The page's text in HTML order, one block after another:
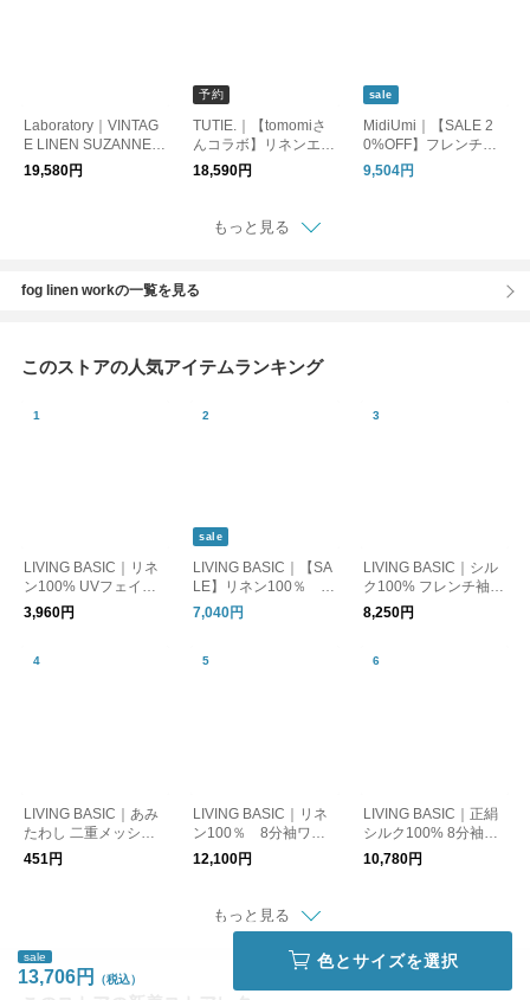
Laboratory｜VINTAG
E LINEN SUZANNE P
ULL OVER
19,580円
予約
TUTIE.｜【tomomiさ
んコラボ】リネンエア
ーウォッシュフリルブ
ラウス / 9月下旬発送 /
ツ
18,590円
sale
MidiUmi｜【SALE 2
0%OFF】フレンチス
リーブワイドシャツ
トップス ブラウス 半
9,504円
もっと見る
fog linen workの一覧を見る
このストアの人気アイテムランキング
LIVING BASIC｜リネ
ン100% UVフェイス
カバー 日よけ 紫外線
対策 マスク
3,960円
sale
LIVING BASIC｜【SA
LE】リネン100％ ポ
ケットTブラウス トッ
プス ギフト お出かけ
7,040円
LIVING BASIC｜シル
ク100% フレンチ袖ニ
ット Tシャツ トップス
日本製
8,250円
LIVING BASIC｜あみ
たわし 二重メッシュ
紐付き キッチン用品
洗い物 食器洗い 日本
451円
LIVING BASIC｜リネ
ン100％ 8分袖ワイ
ドブラウス トップス
ギフト 春夏 綿100%
12,100円
LIVING BASIC｜正絹
シルク100% 8分袖イ
ンナー ルームウェア
10,780円
もっと見る
sale
13,706円
色とサイズを選択